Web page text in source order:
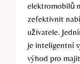
elektromobilů
zefektivnit
uživatele.
je inteligentní
výhod pro